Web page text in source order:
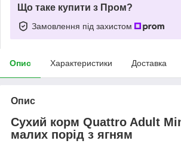
Що таке купити з Пром?
Замовлення під захистом
Опис Характеристики Доставка
Опис
Сухий корм Quattro Adult
малих порід з ягням